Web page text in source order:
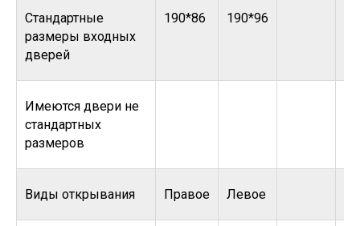
Стандартные
размеры входных
дверей
190*86 190*96
Имеются двери не
стандартных
размеров
Виды открывания Правое Левое